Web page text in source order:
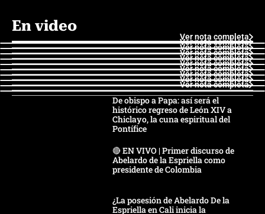
En video
Ver nota completa
Ver nota completa
Ver nota completa
Ver nota completa
Ver nota completa
Ver nota completa
Ver nota completa
Ver nota completa
Ver nota completa
Ver nota completa
De obispo a Papa: así será el
histórico regreso de León XIV a
Chiclayo, la cuna espiritual del
Pontífice
🔴 EN VIVO | Primer discurso de
Abelardo de la Espriella como
presidente de Colombia
¿La posesión de Abelardo De la
Espriella en Cali inicia la